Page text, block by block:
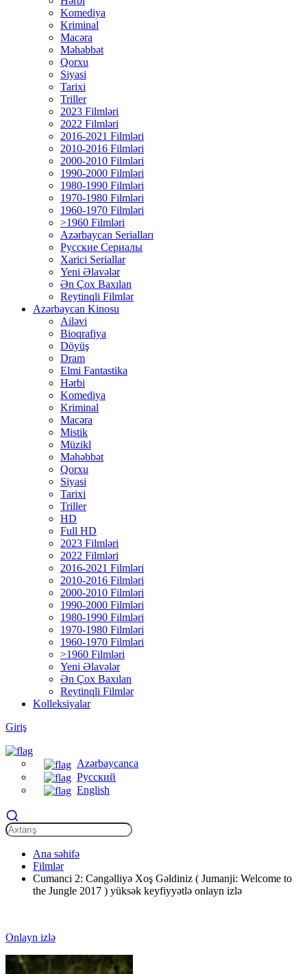
Komediya
Kriminal
Macəra
Məhəbbət
Qorxu
Siyasi
Tarixi
Triller
2023 Filmləri
2022 Filmləri
2016-2021 Filmləri
2010-2016 Filmləri
2000-2010 Filmləri
1990-2000 Filmləri
1980-1990 Filmləri
1970-1980 Filmləri
1960-1970 Filmləri
>1960 Filmləri
Azərbaycan Serialları
Русские Сериалы
Xarici Seriallar
Yeni Əlavələr
Ən Çox Baxılan
Reytinqli Filmlər
Azərbaycan Kinosu
Ailəvi
Bioqrafiya
Döyüş
Dram
Elmi Fantastika
Hərbi
Komediya
Kriminal
Macəra
Mistik
Müzikl
Məhəbbət
Qorxu
Siyasi
Tarixi
Triller
HD
Full HD
2023 Filmləri
2022 Filmləri
2016-2021 Filmləri
2010-2016 Filmləri
2000-2010 Filmləri
1990-2000 Filmləri
1980-1990 Filmləri
1970-1980 Filmləri
1960-1970 Filmləri
>1960 Filmləri
Yeni Əlavələr
Ən Çox Baxılan
Reytinqli Filmlər
Kolleksiyalar
Giriş
Azərbaycanca
Русский
English
Ana səhifə
Filmlər
Cumanci 2: Cəngəlliyə Xoş Gəldiniz ( Jumanji: Welcome to
the Jungle 2017 ) yüksək keyfiyyətlə onlayn izlə
Onlayn izlə